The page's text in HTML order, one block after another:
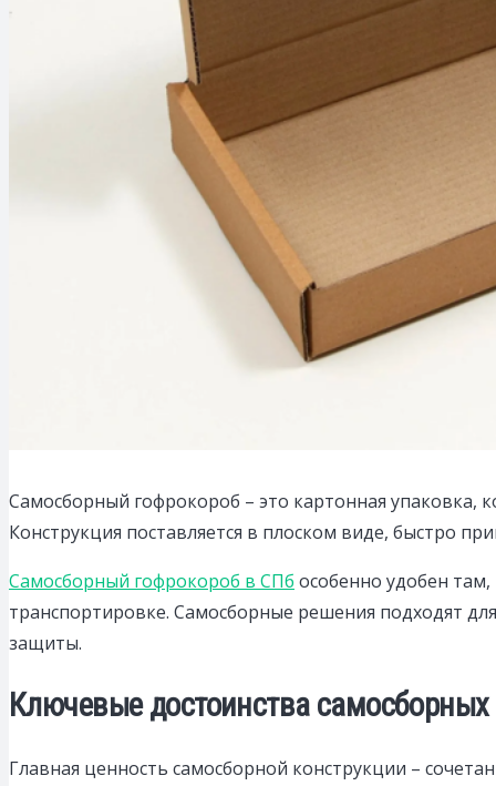
Самосборный гофрокороб – это картонная упаковка,
Конструкция поставляется в плоском виде, быстро
Самосборный гофрокороб в СПб особенно удобен
транспортировке. Самосборные решения подходят
защиты.
Ключевые достоинства
Главная ценность самосборной конструкции –